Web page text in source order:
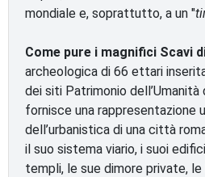
mondiale e, soprattutto, a un "
Come pure i magnifici Scavi
archeologica di 66 ettari
dei siti Patrimonio dell’Umanità
fornisce una rappresentazione
dell’urbanistica di una città
il suo sistema viario, i suoi
templi, le sue dimore private,